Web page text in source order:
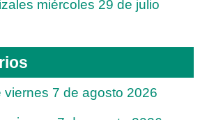
miércoles 29 de julio
viernes 7 de agosto 2026